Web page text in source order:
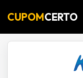
CUPOMCERTO